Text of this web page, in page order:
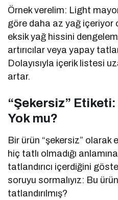
Örnek verelim: Light
göre daha az yağ içeriyor
eksik yağ hissini
artırıcılar veya yapay
Dolayısıyla içerik listesi
artar.
“Şekersiz”
Yok mu?
Bir ürün “şekersiz” olarak
hiç tatlı olmadığı
tatlandırıcı içerdiğini
soruyu sormalıyız: Bu
tatlandırılmış?